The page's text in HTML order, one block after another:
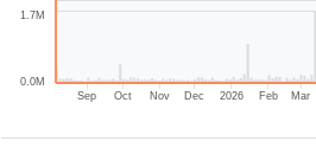
Sep Oct Nov Dec 2026 Feb Mar
0.0M
1.7M